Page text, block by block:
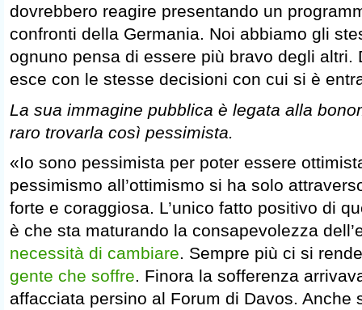
dovrebbero reagire presentando un
confronti della Germania. Noi abbiamo gli
ognuno pensa di essere più bravo degli altri.
esce con le stesse decisioni con cui si è
La sua immagine pubblica è legata alla
raro trovarla così pessimista.
«Io sono pessimista per poter essere
pessimismo all’ottimismo si ha solo
forte e coraggiosa. L’unico fatto positivo di
è che sta maturando la consapevolezza
necessità di cambiare. Sempre più ci si
gente che soffre. Finora la sofferenza
affacciata persino al Forum di Davos. Anche